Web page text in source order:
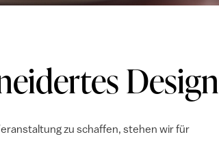
Design
zu schaffen, stehen wir für